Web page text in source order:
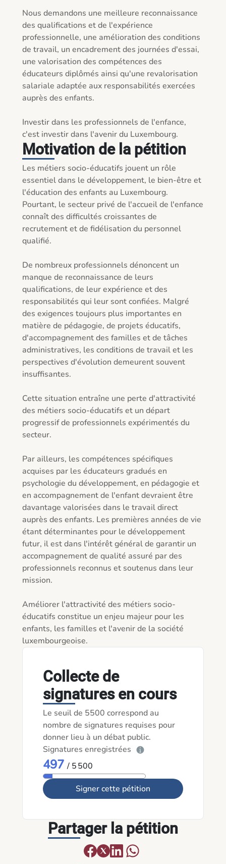
Nous demandons une meilleure reconnaissance
des qualifications et de l'expérience
professionnelle, une amélioration des conditions
de travail, un encadrement des journées d'essai,
une valorisation des compétences des
éducateurs diplômés ainsi qu'une revalorisation
salariale adaptée aux responsabilités exercées
auprès des enfants.
Investir dans les professionnels de l'enfance,
c'est investir dans l'avenir du Luxembourg.
Motivation de la pétition
Les métiers socio-éducatifs jouent un rôle
essentiel dans le développement, le bien-être et
l'éducation des enfants au Luxembourg.
Pourtant, le secteur privé de l'accueil de l'enfance
connaît des difficultés croissantes de
recrutement et de fidélisation du personnel
qualifié.
De nombreux professionnels dénoncent un
manque de reconnaissance de leurs
qualifications, de leur expérience et des
responsabilités qui leur sont confiées. Malgré
des exigences toujours plus importantes en
matière de pédagogie, de projets éducatifs,
d'accompagnement des familles et de tâches
administratives, les conditions de travail et les
perspectives d'évolution demeurent souvent
insuffisantes.
Cette situation entraîne une perte d'attractivité
des métiers socio-éducatifs et un départ
progressif de professionnels expérimentés du
secteur.
Par ailleurs, les compétences spécifiques
acquises par les éducateurs gradués en
psychologie du développement, en pédagogie et
en accompagnement de l'enfant devraient être
davantage valorisées dans le travail direct
auprès des enfants. Les premières années de vie
étant déterminantes pour le développement
futur, il est dans l'intérêt général de garantir un
accompagnement de qualité assuré par des
professionnels reconnus et soutenus dans leur
mission.
Améliorer l'attractivité des métiers socio-
éducatifs constitue un enjeu majeur pour les
enfants, les familles et l'avenir de la société
luxembourgeoise.
Collecte de
signatures en cours
Le seuil de 5500 correspond au
nombre de signatures requises pour
donner lieu à un débat public.
Signatures enregistrées
497 / 5 500
Signer cette pétition
Partager la pétition